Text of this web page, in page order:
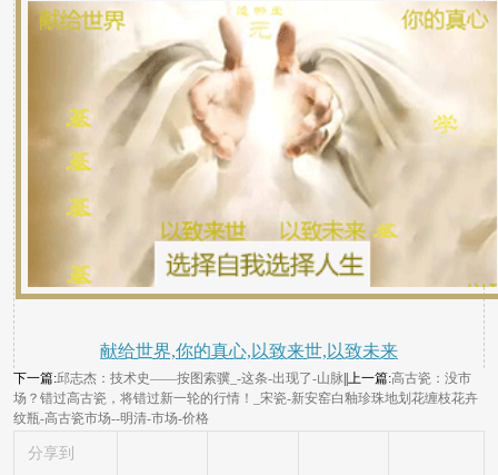
献给世界,你的真心,以致来世,以致未来
下一篇:邱志杰：技术史——按图索骥_-这条-出现了-山脉 ||上一篇:高古瓷：没市
场？错过高古瓷，将错过新一轮的行情！_宋瓷-新安窑白釉珍珠地划花缠枝花卉
纹瓶-高古瓷市场--明清-市场-价格
分享到